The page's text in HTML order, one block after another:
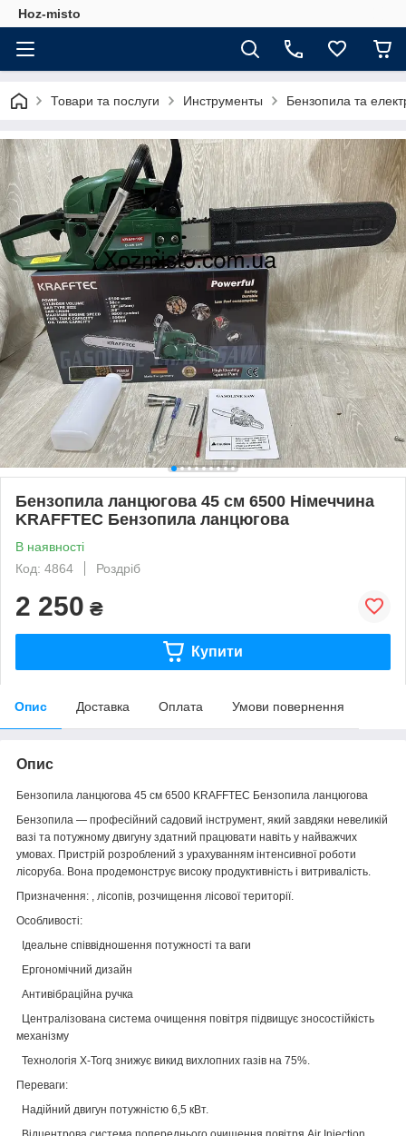
Hoz-misto
Товари та послуги Инструменты Бензопила та
Бензопила ланцюгова 45 см 6500 Німеччина
KRAFFTEC Бензопила ланцюгова
В наявності
Код: 4864
Роздріб
2 250 ₴
Купити
Опис Доставка Оплата Умови повернення
Опис
Бензопила ланцюгова 45 см 6500 KRAFFTEC Бензопила ланцюгова
Бензопила — професійний садовий інструмент, який завдяки невеликій
вазі та потужному двигуну здатний працювати навіть у найважчих
умовах. Пристрій розроблений з урахуванням інтенсивної роботи
лісоруба. Вона продемонструє високу продуктивність і витривалість.
Призначення: , лісопів, розчищення лісової території.
Особливості:
Ідеальне співвідношення потужності та ваги
Ергономічний дизайн
Антивібраційна ручка
Централізована система очищення повітря підвищує зносостійкість
механізму
Технологія X-Torq знижує викид вихлопних газів на 75%.
Переваги:
Надійний двигун потужністю 6,5 кВт.